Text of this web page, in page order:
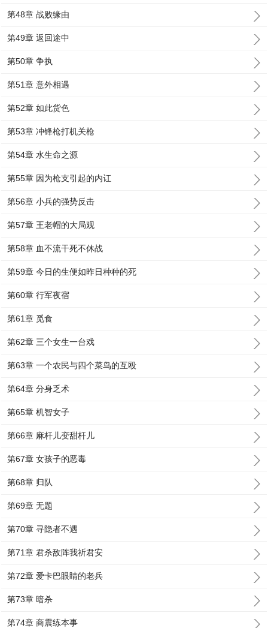
第48章 战败缘由
第49章 返回途中
第50章 争执
第51章 意外相遇
第52章 如此货色
第53章 冲锋枪打机关枪
第54章 水生命之源
第55章 因为枪支引起的内讧
第56章 小兵的强势反击
第57章 王老帽的大局观
第58章 血不流干死不休战
第59章 今日的生便如昨日种种的死
第60章 行军夜宿
第61章 觅食
第62章 三个女生一台戏
第63章 一个农民与四个菜鸟的互殴
第64章 分身乏术
第65章 机智女子
第66章 麻杆儿变甜杆儿
第67章 女孩子的恶毒
第68章 归队
第69章 无题
第70章 寻隐者不遇
第71章 君杀敌阵我祈君安
第72章 爱卡巴眼睛的老兵
第73章 暗杀
第74章 商震练本事